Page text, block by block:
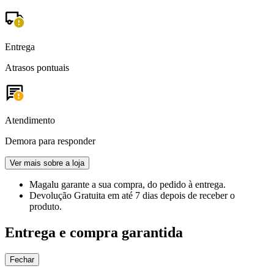
Entrega
Atrasos pontuais
Atendimento
Demora para responder
Ver mais sobre a loja
Magalu garante a sua compra, do pedido à entrega.
Devolução Gratuita em até 7 dias depois de receber o
produto.
Entrega e compra garantida
Fechar